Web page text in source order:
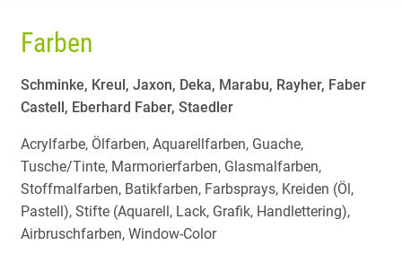
Farben
Schminke, Kreul, Jaxon, Deka, Marabu, Rayher, Faber
Castell, Eberhard Faber, Staedler
Acrylfarbe, Ölfarben, Aquarellfarben, Guache,
Tusche/Tinte, Marmorierfarben, Glasmalfarben,
Stoffmalfarben, Batikfarben, Farbsprays, Kreiden (Öl,
Pastell), Stifte (Aquarell, Lack, Grafik, Handlettering),
Airbruschfarben, Window-Color